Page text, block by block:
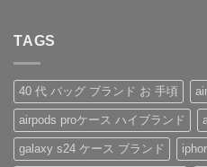
ル
ダ
ー
ス
ト
ラ
ッ
ン・
グ
ッ
チ
風
手
帳
す
す
め！
性
別
を
問
感
を、
美
し
く。
憧
れ
あ
り
ま
せ
ん
TAGS
40 代 バッグ ブランド お 手頃
airpods proケース ハイブランド
galaxy s24 ケース ブランド